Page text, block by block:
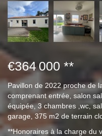
€364 000 **
Pavillon de 2022 proche de
comprenant entrée, salon
équipée, 3 chambres ,wc,
garage, 375 m2 de terrain
**Honoraires à la charge du